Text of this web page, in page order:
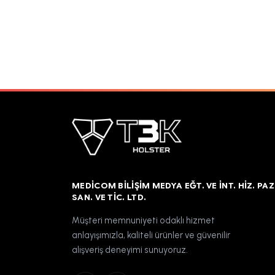
MEDICOM BILIŞIM MEDYA EĞT. VE İNT. HIZ.
SAN. VE TIC. LTD.
Müşteri memnuniyeti odaklı hizmet
anlayışımızla, kaliteli ürünler ve güvenilir
alışveriş deneyimi sunuyoruz.